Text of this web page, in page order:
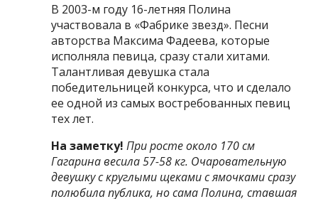
В 2003-м году 16-летняя Полина
участвовала в «Фабрике звезд». Песни
авторства Максима Фадеева, которые
исполняла певица, сразу стали хитами.
Талантливая девушка стала
победительницей конкурса, что и сделало
ее одной из самых востребованных певиц
тех лет.
На заметку! При росте около 170 см
Гагарина весила 57-58 кг. Очаровательную
девушку с круглыми щеками с ямочками сразу
полюбила публика, но сама Полина, ставшая